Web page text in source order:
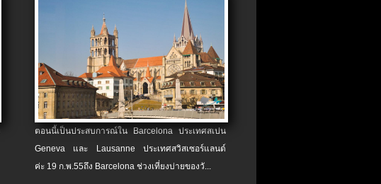
ตอนนี้เป็นประสบการณ์ใน Barcelona ประเทศสเปน
Geneva และ Lausanne ประเทศสวิสเซอร์แลนด์
ค่ะ 19 ก.พ.​55ถึง Barcelona ช่วงเที่ยงบ่ายของวั...